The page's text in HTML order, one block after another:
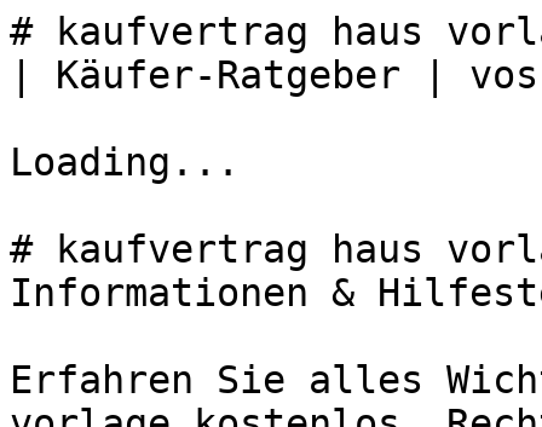
# kaufvertrag haus
| Käufer-Ratgeber |
Loading...
# kaufvertrag haus
Informationen &
Erfahren Sie alles